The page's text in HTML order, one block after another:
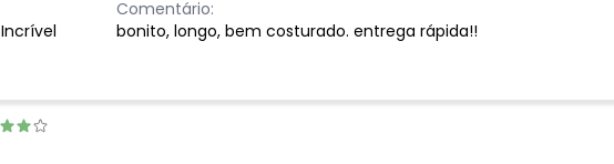
Incrível
Comentário:
bonito, longo, bem costurado. entrega rápida!!